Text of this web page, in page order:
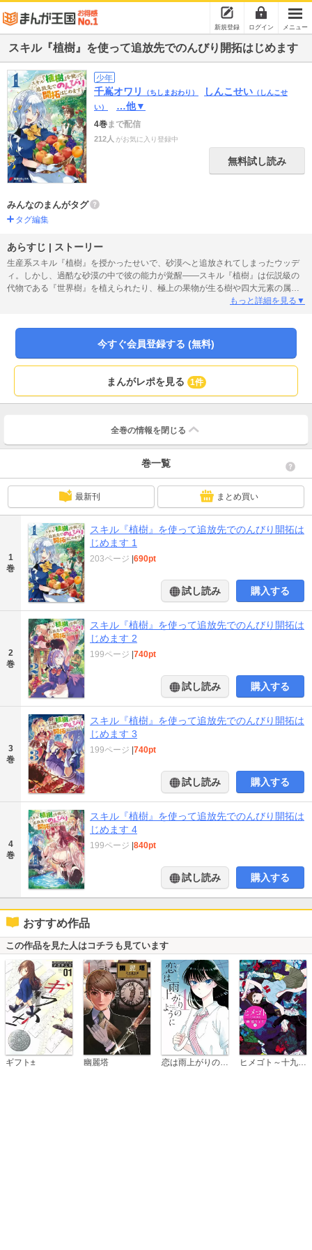
新規登録 ログイン メニュー
スキル『植樹』を使って追放先でのんびり開拓はじめます
少年
千嶌オワリ （ちしまおわり） しんこせい （しんこせ
い）
…他▼
4巻まで配信
212人 がお気に入り登録中
無料試し読み
みんなのまんがタグ
タグ編集
あらすじ | ストーリー
生産系スキル『植樹』を授かったせいで、砂漠へと追放されてしまったウッデ
ィ。しかし、過酷な砂漠の中で彼の能力が覚醒――スキル『植樹』は伝説級の
代物である『世界樹』を植えられたり、極上の果物が生る樹や四大元素の属性
を持つ樹など、万物を創造するチート級の万能スキルだった！ さらに、世界樹
し食糧や住居問題など次々と解決していく―― 大人気の緑あふれる癒し系スロ
ーライフが、待望のコミカライズ1巻発売！
もっと詳細を見る▼
今すぐ会員登録する (無料)
まんがレポを見る 1件
全巻の情報を 閉じる
巻一覧
最新刊 まとめ買い
1
巻
スキル『植樹』を使って追放先でのんびり開拓は
じめます 1
203ページ |690pt
試し読み 購入する
2
巻
スキル『植樹』を使って追放先でのんびり開拓は
じめます 2
199ページ |740pt
試し読み 購入する
3
巻
スキル『植樹』を使って追放先でのんびり開拓は
じめます 3
199ページ |740pt
試し読み 購入する
4
巻
スキル『植樹』を使って追放先でのんびり開拓は
じめます 4
199ページ |840pt
試し読み 購入する
おすすめ作品
この作品を見た人はコチラも見ています
ギフト± 幽麗塔 ヒメゴト～十九歳の制服～